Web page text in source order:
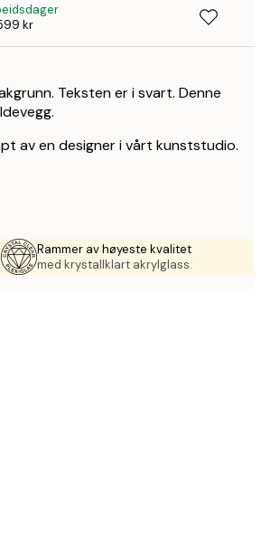
kr
Teksten er i svart. Denne
av en designer i vårt kunststudio.
Rammer av høyeste kvalitet
med krystallklart akrylglass.